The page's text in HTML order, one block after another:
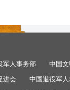
军人事务部
中国
进会
中国退役军